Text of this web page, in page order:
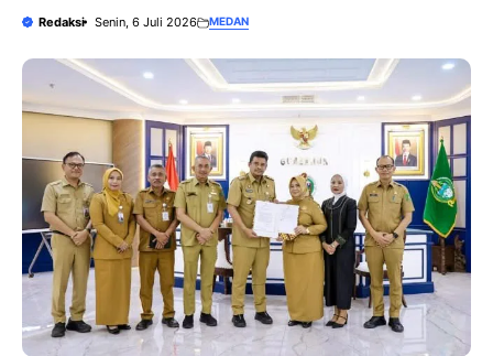
Redaksi Senin, 6 Juli 2026 MEDAN